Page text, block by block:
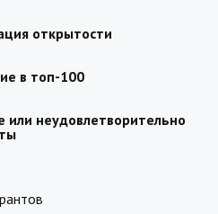
открытости
в топ-100
или неудовлетворительно